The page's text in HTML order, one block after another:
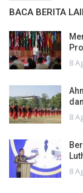
BACA BERITA
8
8
8